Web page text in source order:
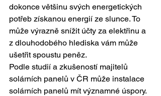
dokonce většinu svých energetických
potřeb získanou energií ze slunce. To
může výrazně snížit účty za elektřinu a
z dlouhodobého hlediska vám může
ušetřit spoustu peněz.
Podle studií a zkušeností majitelů
solárních panelů v ČR může instalace
solárních panelů mít významné úspory.